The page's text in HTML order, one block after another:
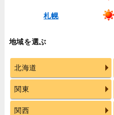
札幌
地域を選ぶ
北海道
関東
関西